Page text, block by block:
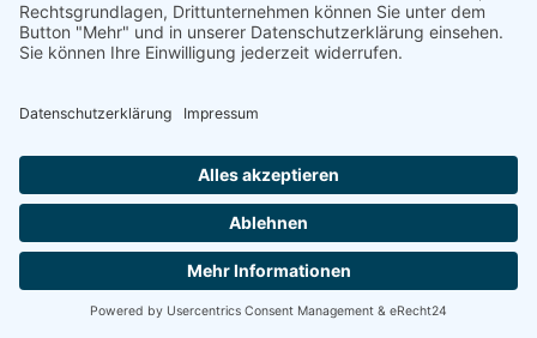
04. Jan 2025, 12:01
ich möchte wissen was mit opfern von
das mordopfer? da wird immer
geheuchelt "gottes wege sind
unergründlich". aber dann solltet auch
die positive mutmassung von gottes
liebe und plan nicht gepedigt werden.
erinnert an esoterik: "du glaubst nicht
richtig", du hast gott noch nicht